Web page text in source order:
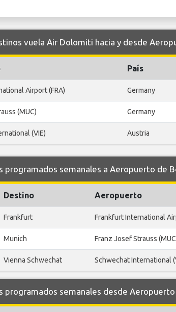
vuela Air Dolomiti hacia y desde
País
Airport (FRA) Germany
(MUC) Germany
(VIE) Austria
programados semanales a Aeropuerto de
Destino Aeropuerto
Frankfurt Frankfurt International
Munich Franz Josef Strauss
Vienna Schwechat Schwechat International
programados semanales desde